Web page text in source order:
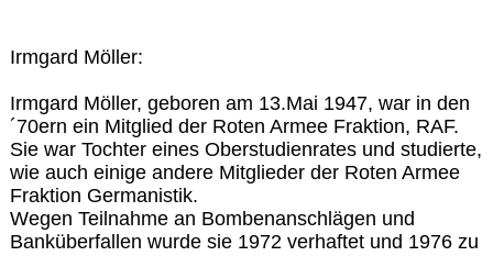
Irmgard Möller:
Irmgard Möller, geboren am 13.Mai 1947, war in den
´70ern ein Mitglied der Roten Armee Fraktion, RAF.
Sie war Tochter eines Oberstudienrates und studierte,
wie auch einige andere Mitglieder der Roten Armee
Fraktion Germanistik.
Wegen Teilnahme an Bombenanschlägen und
Banküberfallen wurde sie 1972 verhaftet und 1976 zu